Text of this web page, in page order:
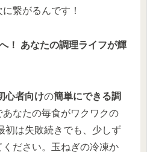
繋がるんです！
！ あなたの調理ライフが輝
心者向けの簡単にできる調
あなたの毎食がワクワクの
初は失敗続きでも、少しず
ださい。玉ねぎの冷凍か